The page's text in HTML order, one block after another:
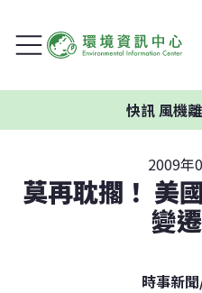
快訊風機離
2009年
莫再耽擱！ 美
變
時事新聞